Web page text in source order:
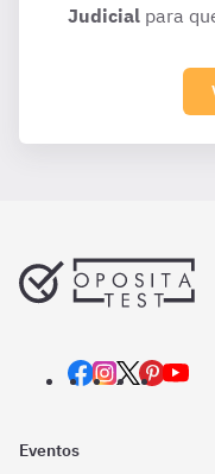
Judicial para
Eventos